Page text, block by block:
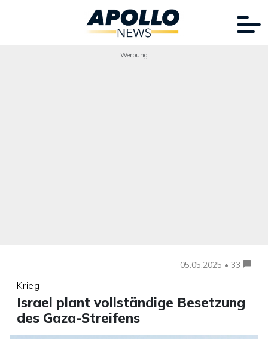
Werbung
05.05.2025 • 33
Krieg
Israel plant vollständige Besetzung
des Gaza-Streifens